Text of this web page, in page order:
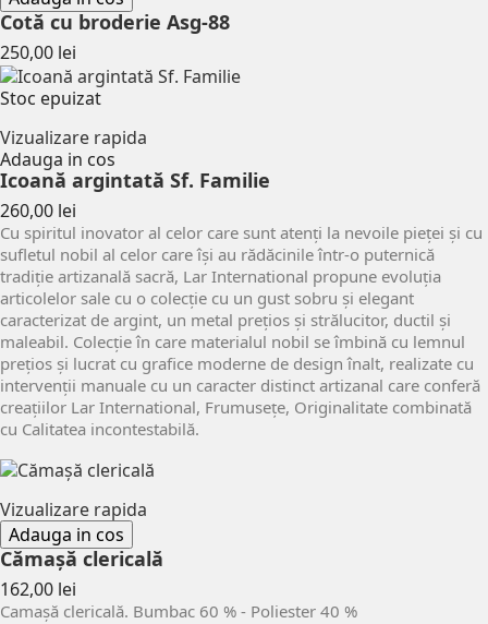
Cotă cu broderie Asg-88
250,00 lei
Stoc epuizat
Vizualizare rapida
Adauga in cos
Icoană argintată Sf. Familie
260,00 lei
Cu spiritul inovator al celor care sunt atenți la nevoile pieței și cu
sufletul nobil al celor care își au rădăcinile într-o puternică
tradiție artizanală sacră, Lar International propune evoluția
articolelor sale cu o colecție cu un gust sobru și elegant
caracterizat de argint, un metal prețios și strălucitor, ductil și
maleabil. Colecție în care materialul nobil se îmbină cu lemnul
prețios și lucrat cu grafice moderne de design înalt, realizate cu
intervenții manuale cu un caracter distinct artizanal care conferă
creațiilor Lar International, Frumusețe, Originalitate combinată
cu Calitatea incontestabilă.
Vizualizare rapida
Adauga in cos
Cămașă clericală
162,00 lei
Camașă clericală. Bumbac 60 % - Poliester 40 %